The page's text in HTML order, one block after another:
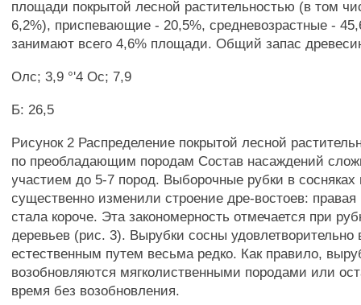
площади покрытой лесной растительностью (в том
6,2%), приспевающие - 20,5%, средневозрастные -
занимают всего 4,6% площади. Общий запас
Олс; 3,9 °'4 Ос; 7,9
Б: 26,5
Рисунок 2 Распределение покрытой лесной
по преобладающим породам Состав насаждений
участием до 5-7 пород. Выборочные рубки в
существенно изменили строение дре-востоев: правая
стала короче. Эта закономерность отмечается при
деревьев (рис. 3). Вырубки сосны удовлетворительно
естественным путем весьма редко. Как правило,
возобновляются мягколиственными породами или
время без возобновления.